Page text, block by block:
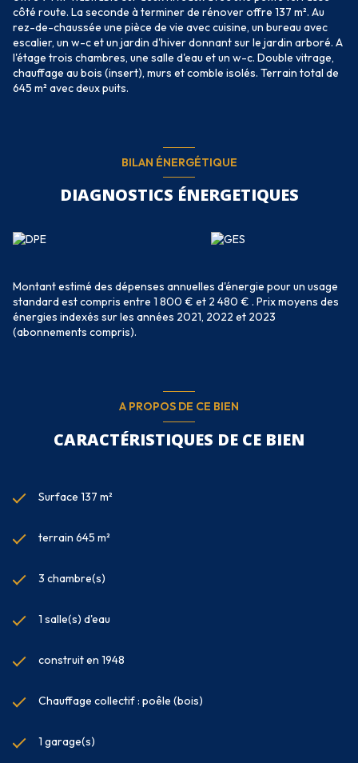
côté route. La seconde à terminer de rénover offre 137 m². Au
rez-de-chaussée une pièce de vie avec cuisine, un bureau avec
escalier, un w-c et un jardin d'hiver donnant sur le jardin arboré. A
l'étage trois chambres, une salle d'eau et un w-c. Double vitrage,
chauffage au bois (insert), murs et comble isolés. Terrain total de
645 m² avec deux puits.
BILAN ÉNERGÉTIQUE
DIAGNOSTICS ÉNERGETIQUES
Montant estimé des dépenses annuelles d'énergie pour un usage
standard est compris entre 1 800 € et 2 480 € . Prix moyens des
énergies indexés sur les années 2021, 2022 et 2023
(abonnements compris).
A PROPOS DE CE BIEN
CARACTÉRISTIQUES DE CE BIEN
Surface 137 m²
terrain 645 m²
3 chambre(s)
1 salle(s) d'eau
construit en 1948
Chauffage collectif : poêle (bois)
1 garage(s)